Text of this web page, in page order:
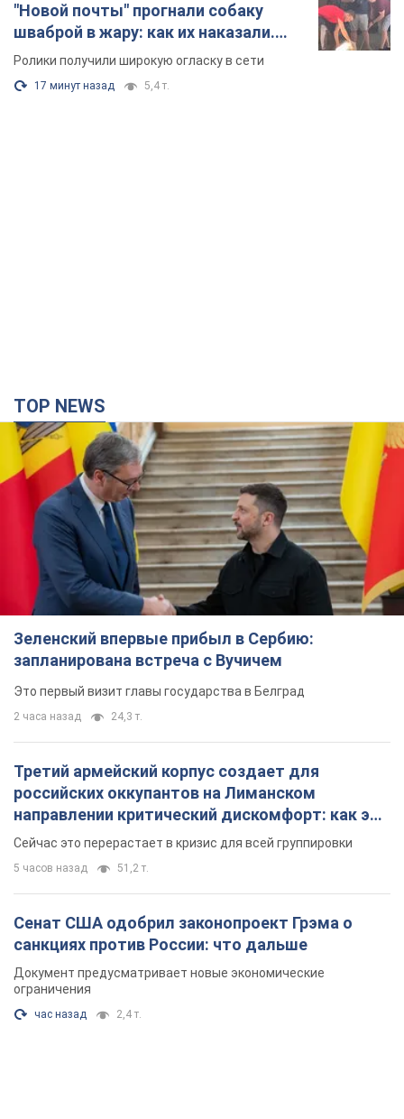
"Новой почты" прогнали собаку
шваброй в жару: как их наказали.
Видео
Ролики получили широкую огласку в сети
17 минут назад 5,4 т.
TOP NEWS
Зеленский впервые прибыл в Сербию:
запланирована встреча с Вучичем
Это первый визит главы государства в Белград
2 часа назад 24,3 т.
Третий армейский корпус создает для
российских оккупантов на Лиманском
направлении критический дискомфорт: как это
удалось
Сейчас это перерастает в кризис для всей группировки
5 часов назад 51,2 т.
Сенат США одобрил законопроект Грэма о
санкциях против России: что дальше
Документ предусматривает новые экономические
ограничения
час назад 2,4 т.